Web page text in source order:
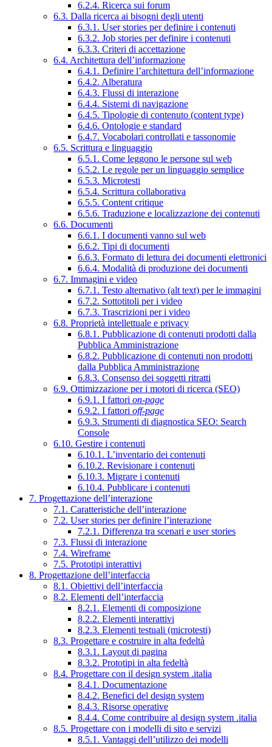
6.2.4. Ricerca sui forum
6.3. Dalla ricerca ai bisogni degli utenti
6.3.1. User stories per definire i contenuti
6.3.2. Job stories per definire i contenuti
6.3.3. Criteri di accettazione
6.4. Architettura dell’informazione
6.4.1. Definire l’architettura dell’informazione
6.4.2. Alberatura
6.4.3. Flussi di interazione
6.4.4. Sistemi di navigazione
6.4.5. Tipologie di contenuto (content type)
6.4.6. Ontologie e standard
6.4.7. Vocabolari controllati e tassonomie
6.5. Scrittura e linguaggio
6.5.1. Come leggono le persone sul web
6.5.2. Le regole per un linguaggio semplice
6.5.3. Microtesti
6.5.4. Scrittura collaborativa
6.5.5. Content critique
6.5.6. Traduzione e localizzazione dei contenuti
6.6. Documenti
6.6.1. I documenti vanno sul web
6.6.2. Tipi di documenti
6.6.3. Formato di lettura dei documenti elettronici
6.6.4. Modalità di produzione dei documenti
6.7. Immagini e video
6.7.1. Testo alternativo (alt text) per le immagini
6.7.2. Sottotitoli per i video
6.7.3. Trascrizioni per i video
6.8. Proprietà intellettuale e privacy
6.8.1. Pubblicazione di contenuti prodotti dalla
Pubblica Amministrazione
6.8.2. Pubblicazione di contenuti non prodotti
dalla Pubblica Amministrazione
6.8.3. Consenso dei soggetti ritratti
6.9. Ottimizzazione per i motori di ricerca (SEO)
6.9.1. I fattori on-page
6.9.2. I fattori off-page
6.9.3. Strumenti di diagnostica SEO: Search
Console
6.10. Gestire i contenuti
6.10.1. L’inventario dei contenuti
6.10.2. Revisionare i contenuti
6.10.3. Migrare i contenuti
6.10.4. Pubblicare i contenuti
7. Progettazione dell’interazione
7.1. Caratteristiche dell’interazione
7.2. User stories per definire l’interazione
7.2.1. Differenza tra scenari e user stories
7.3. Flussi di interazione
7.4. Wireframe
7.5. Prototipi interattivi
8. Progettazione dell’interfaccia
8.1. Obiettivi dell’interfaccia
8.2. Elementi dell’interfaccia
8.2.1. Elementi di composizione
8.2.2. Elementi interattivi
8.2.3. Elementi testuali (microtesti)
8.3. Progettare e costruire in alta fedeltà
8.3.1. Layout di pagina
8.3.2. Prototipi in alta fedeltà
8.4. Progettare con il design system .italia
8.4.1. Documentazione
8.4.2. Benefici del design system
8.4.3. Risorse operative
8.4.4. Come contribuire al design system .italia
8.5. Progettare con i modelli di sito e servizi
8.5.1. Vantaggi dell’utilizzo dei modelli